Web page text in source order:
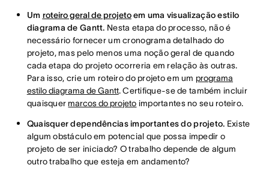
Um roteiro geral de projetoem uma visualização estilo
diagrama de Gantt. Nesta etapa do processo, não é
necessário fornecer um cronograma detalhado do
projeto, mas pelo menos uma noção geral de quando
cada etapa do projeto ocorreria em relação às outras.
Para isso, crie um roteiro do projeto em um programa
estilo diagrama de Gantt. Certifique-se de também incluir
quaisquermarcos do projeto importantes no seu roteiro.
Quaisquer dependências importantes do projeto. Existe
algum obstáculo em potencial que possa impedir o
projeto de ser iniciado? O trabalho depende de algum
outro trabalho que esteja em andamento?